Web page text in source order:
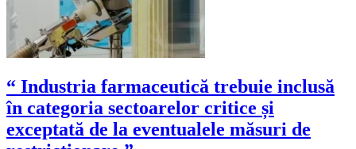
“ Industria farmaceutică trebuie inclusă
în categoria sectoarelor critice și
exceptată de la eventualele măsuri de